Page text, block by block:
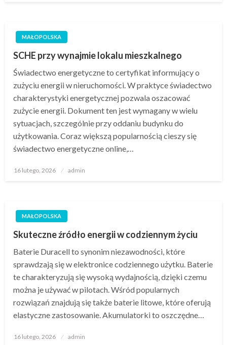
MAŁOPOLSKA
SCHE przy wynajmie lokalu mieszkalnego
Świadectwo energetyczne to certyfikat informujący o
zużyciu energii w nieruchomości. W praktyce świadectwo
charakterystyki energetycznej pozwala oszacować
zużycie energii. Dokument ten jest wymagany w wielu
sytuacjach, szczególnie przy oddaniu budynku do
użytkowania. Coraz większą popularnością cieszy się
świadectwo energetyczne online,…
Opublikowane
16 lutego, 2026 admin
MAŁOPOLSKA
Skuteczne źródło energii w codziennym życiu
Baterie Duracell to synonim niezawodności, które
sprawdzają się w elektronice codziennego użytku. Baterie
te charakteryzują się wysoką wydajnością, dzięki czemu
można je używać w pilotach. Wśród popularnych
rozwiązań znajdują się także baterie litowe, które oferują
elastyczne zastosowanie. Akumulatorki to oszczędne…
Opublikowane
16 lutego, 2026 admin